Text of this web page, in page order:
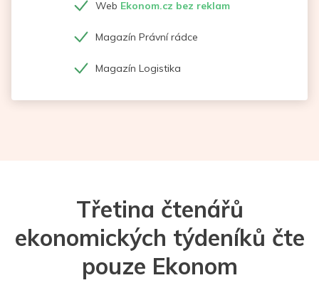
Web Ekonom.cz bez reklam
Magazín Právní rádce
Magazín Logistika
Třetina čtenářů
ekonomických týdeníků čte
pouze Ekonom